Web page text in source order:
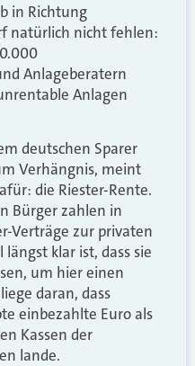
in Richtung
natürlich nicht fehlen:
Anlageberatern
Anlagen
deutschen Sparer
Verhängnis, meint
die Riester-Rente.
Bürger zahlen in
Verträge zur privaten
klar ist, dass sie
um hier einen
daran, dass
einbezahlte Euro als
Kassen der
lande.